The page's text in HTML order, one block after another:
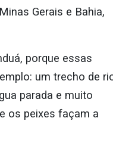
Gerais e Bahia,
porque essas
um trecho de
parada e muito
os peixes façam a